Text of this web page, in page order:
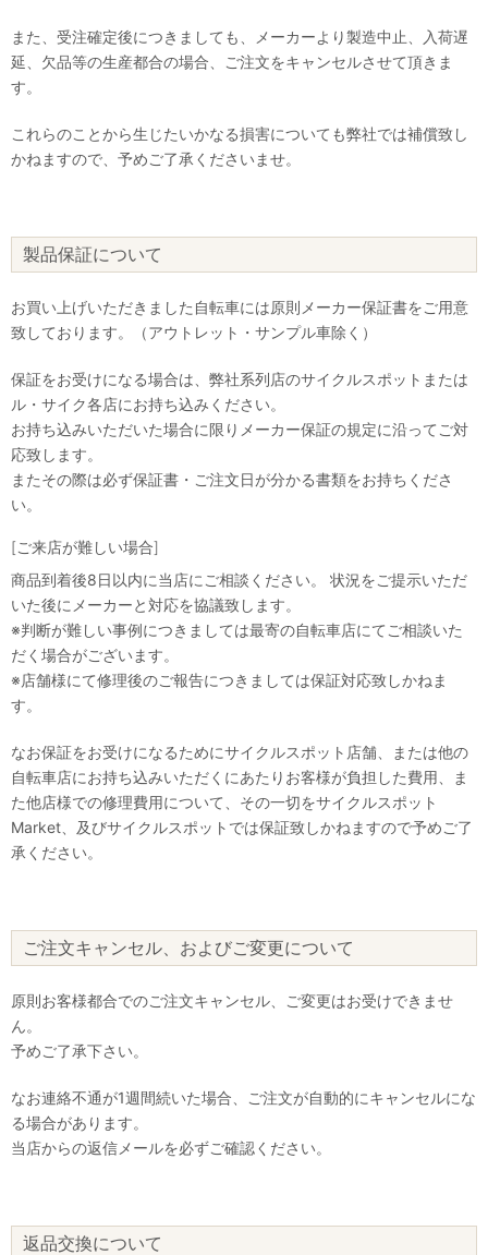
また、受注確定後につきましても、メーカーより製造中止、入荷遅
延、欠品等の生産都合の場合、ご注文をキャンセルさせて頂きま
す。
これらのことから生じたいかなる損害についても弊社では補償致し
かねますので、予めご了承くださいませ。
製品保証について
お買い上げいただきました自転車には原則メーカー保証書をご用意
致しております。（アウトレット・サンプル車除く）
保証をお受けになる場合は、弊社系列店のサイクルスポットまたは
ル・サイク各店にお持ち込みください。
お持ち込みいただいた場合に限りメーカー保証の規定に沿ってご対
応致します。
またその際は必ず保証書・ご注文日が分かる書類をお持ちくださ
い。
[ご来店が難しい場合]
商品到着後8日以内に当店にご相談ください。 状況をご提示いただ
いた後にメーカーと対応を協議致します。
※判断が難しい事例につきましては最寄の自転車店にてご相談いた
だく場合がございます。
※店舗様にて修理後のご報告につきましては保証対応致しかねま
す。
なお保証をお受けになるためにサイクルスポット店舗、または他の
自転車店にお持ち込みいただくにあたりお客様が負担した費用、ま
た他店様での修理費用について、その一切をサイクルスポット
Market、及びサイクルスポットでは保証致しかねますので予めご了
承ください。
ご注文キャンセル、およびご変更について
原則お客様都合でのご注文キャンセル、ご変更はお受けできませ
ん。
予めご了承下さい。
なお連絡不通が1週間続いた場合、ご注文が自動的にキャンセルにな
る場合があります。
当店からの返信メールを必ずご確認ください。
返品交換について